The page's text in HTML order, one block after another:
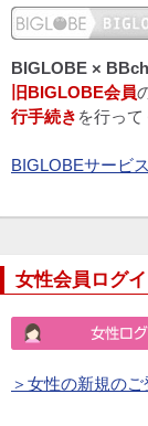
BIGLOBE ×
旧BIGLOBE会員
行手続き を行って
BIGLOBEサービ
女性会員ログ
＞女性の新規の